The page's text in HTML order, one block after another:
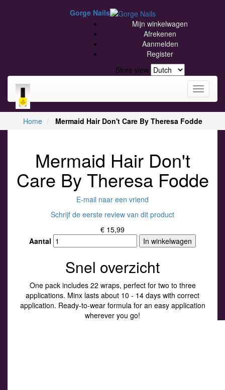
Gorge Nails
Mijn winkelwagen
Afrekenen
Aanmelden
Register
Store view
Toggle
Home Mermaid Hair Don't Care By Theresa Fodde
Mermaid Hair Don't
Care By Theresa Fodde
E-mail naar een vriend
Schrijf de eerste review van dit product
€ 15,99
Aantal
In winkelwagen
Snel overzicht
One pack includes 22 wraps, perfect for two to three
applications. Minx lasts about 10 - 14 days with correct
application. Ready-to-wear formula for an easy application
wherever you go!